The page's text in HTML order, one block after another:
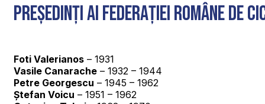
Președinți ai Federației Române de
Foti Valerianos – 1931
Vasile Canarache – 1932 – 1944
Petre Georgescu – 1945 – 1962
Ștefan Voicu – 1951 – 1962